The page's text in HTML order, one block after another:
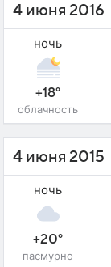
4 июня 2016
ночь
+18°
облачность
4 июня 2015
ночь
+20°
пасмурно